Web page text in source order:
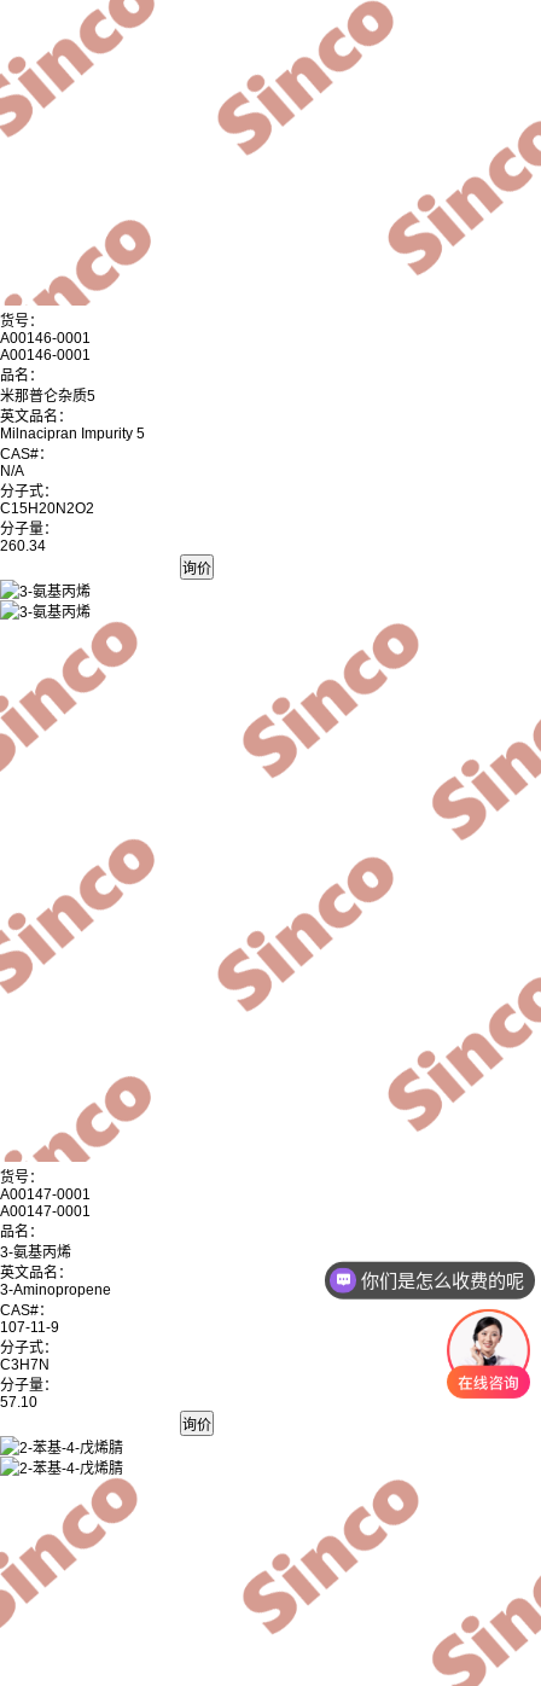
货号：
A00146-0001
A00146-0001
品名：
米那普仑杂质5
英文品名：
Milnacipran Impurity 5
CAS#：
N/A
分子式：
C15H20N2O2
分子量：
260.34
货号：
A00147-0001
A00147-0001
品名：
3-氨基丙烯
英文品名：
3-Aminopropene
CAS#：
107-11-9
分子式：
C3H7N
分子量：
57.10
你们是怎么收费的呢